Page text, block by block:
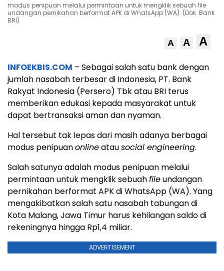
modus penipuan melalui permintaan untuk mengklik sebuah file
undangan pernikahan berformat APK di WhatsApp (WA). (Dok. Bank
BRI)
A A A
INFOEKBIS.COM – Sebagai salah satu bank dengan
jumlah nasabah terbesar di Indonesia, PT. Bank
Rakyat Indonesia (Persero) Tbk atau BRI terus
memberikan edukasi kepada masyarakat untuk
dapat bertransaksi aman dan nyaman.
Hal tersebut tak lepas dari masih adanya berbagai
modus penipuanonlineatausocial engineering.
Salah satunya adalah modus penipuan melalui
permintaan untuk mengklik sebuahfileundangan
pernikahan berformat APK di WhatsApp (WA). Yang
mengakibatkan salah satu nasabah tabungan di
Kota Malang, Jawa Timur harus kehilangan saldo di
rekeningnya hingga Rp1,4 miliar.
ADVERTISEMENT